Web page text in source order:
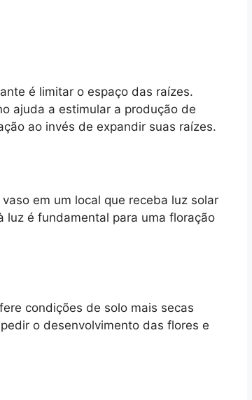
é limitar o espaço das raízes.
ajuda a estimular a produção de
ao invés de expandir suas raízes.
em um local que receba luz solar
luz é fundamental para uma floração
condições de solo mais secas
o desenvolvimento das flores e